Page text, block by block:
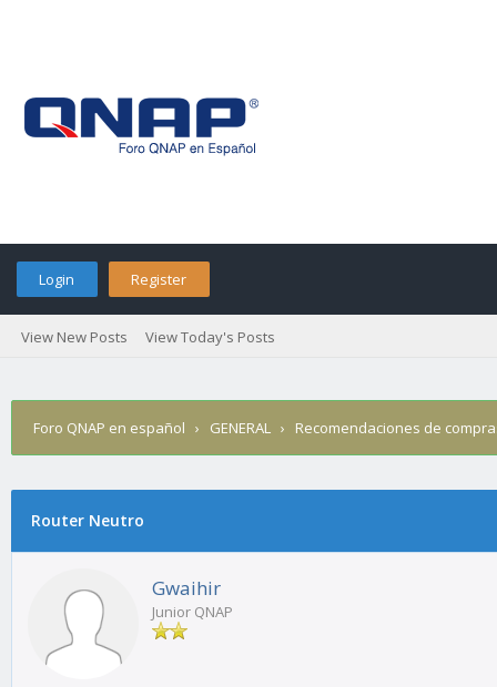
Login Register
View New Posts View Today's Posts
Foro QNAP en español › GENERAL › Recomendaciones de
Router Neutro
Gwaihir
Junior QNAP